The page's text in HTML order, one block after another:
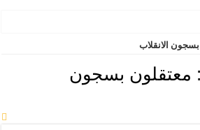
محمود فتحي بتواطؤ من السلطات الليبية
الحرب وأنت قادر على ذلك.. الثلاثاء 31 مارس 2026.. الأزهر: قانون إعدام الأسرى الفلسطينيين يكشف انهيار
توفوا في الكويت والآلاف يعودون للقاهرة من دول الخليج.. الاثنين 30 مارس 2026.. النظام المصري
الانقلاب
معتقلون بسجون